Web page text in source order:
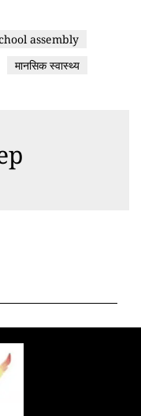
assembly
मानसिक स्वास्थ्य